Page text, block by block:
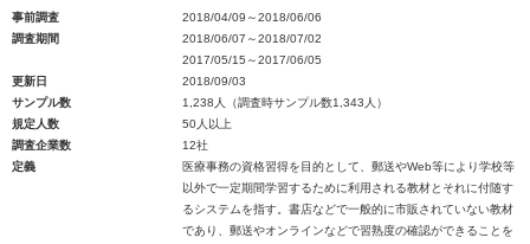
事前調査
2018/04/09～2018/06/06
調査期間
2018/06/07～2018/07/02
2017/05/15～2017/06/05
更新日
2018/09/03
サンプル数
1,238人（調査時サンプル数1,343人）
規定人数
50人以上
調査企業数
12社
定義
医療事務の資格習得を目的として、郵送やWeb等により学校等
以外で一定期間学習するために利用される教材とそれに付随す
るシステムを指す。書店などで一般的に市販されていない教材
であり、郵送やオンラインなどで習熟度の確認ができることを